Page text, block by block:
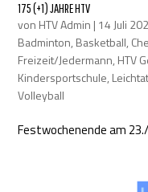
175 (+1) JAHRE HTV
von HTV Admin | 14 Juli
Badminton, Basketball,
Freizeit/Jedermann, HTV
Kindersportschule,
Volleyball
Festwochenende am